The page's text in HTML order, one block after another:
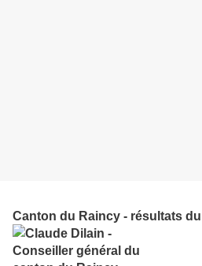
Canton du Raincy - résultats